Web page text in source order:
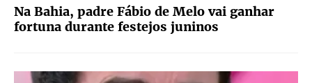
Na Bahia, padre Fábio de Melo vai ganhar
fortuna durante festejos juninos